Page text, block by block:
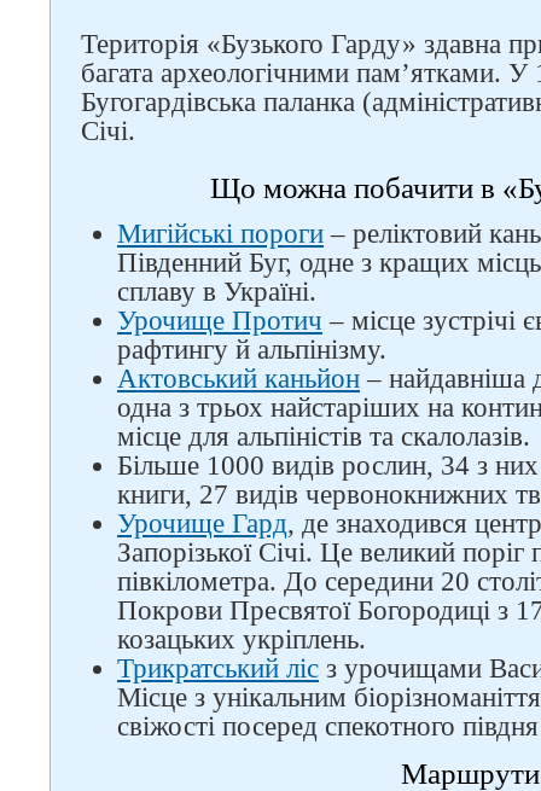
Територія «Бузького Гарду» здавна
багата археологічними пам’ятками. У
Бугогардівська паланка
Січі.
Що можна побачити в
Мигійські пороги – реліктовий
Південний Буг, одне з кращих
сплаву в Україні.
Урочище Протич – місце зустрічі
рафтингу й альпінізму.
Актовський каньйон – найдавніша
одна з трьох найстаріших на
місце для альпіністів та скалолазів.
Більше 1000 видів рослин, 34 з
книги, 27 видів червонокнижних
Урочище Гард, де знаходився
Запорізької Січі. Це великий
півкілометра. До середини 20
Покрови Пресвятої Богородиці з
козацьких укріплень.
Трикратський ліс з урочищами
Місце з унікальним
свіжості посеред спекотного
Маршрути
Слідкуйте за нами в
соцмережах